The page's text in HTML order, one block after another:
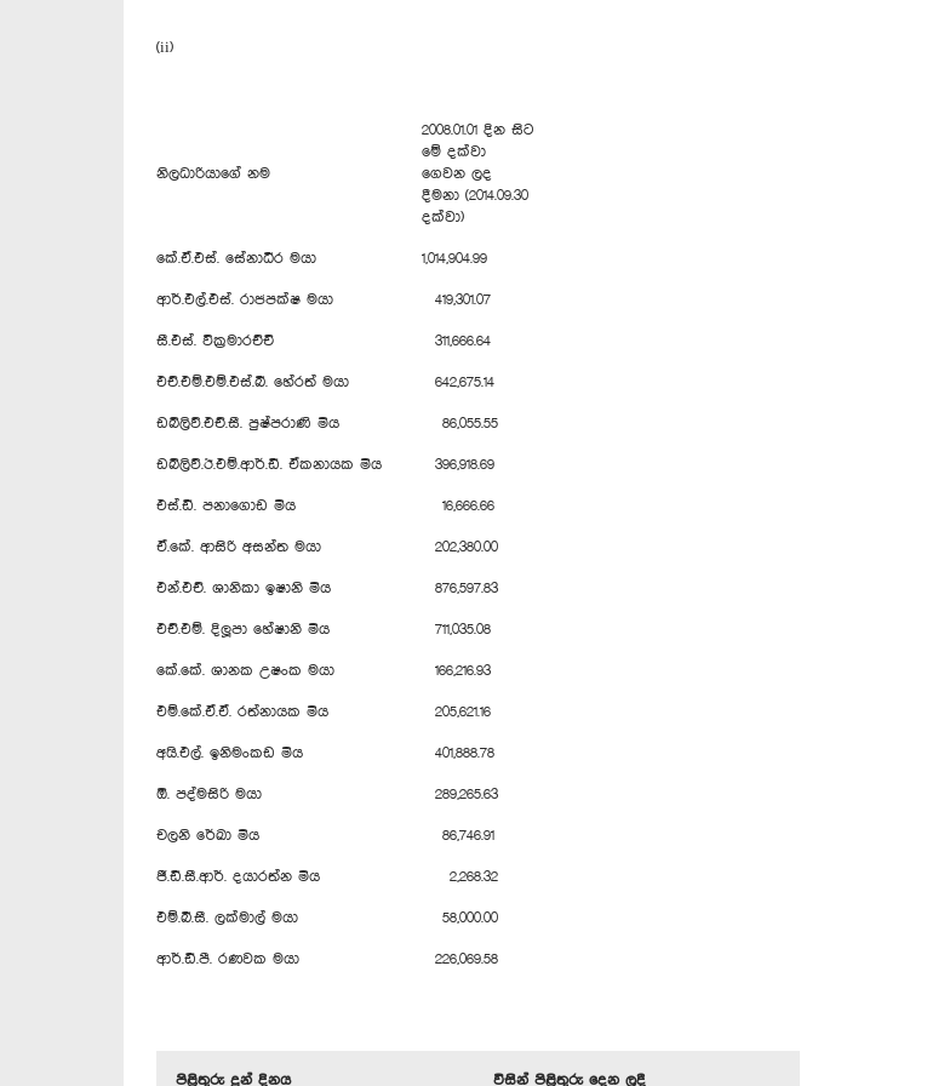
(ii)
නිලධාරියාගේ නම
2008.01.01 දින සිට
මේ දක්වා
ගෙවන ලද
දීමනා (2014.09.30
දක්වා)
කේ.ඒ.එස්. සේනාධීර මයා 1,014,904.99
ආර්.එල්.එස්. රාජපක්ෂ මයා 419,301.07
සී.එස්. වික්‍රමාරච්චි 311,666.64
එච්.එම්.එම්.එස්.බී. හේරත් මයා 642,675.14
ඩබ්ලිව්.එච්.සී. පුෂ්පරාණි මිය 86,055.55
ඩබ්ලිව්.ඊ.එම්.ආර්.ඩී. ඒකනායක මිය 396,918.69
එස්.ඩී. පනාගොඩ මිය 16,666.66
ඒ.කේ. ආසිරි අසන්ත මයා 202,380.00
එන්.එච්. ශානිකා ඉෂානි මිය 876,597.83
එච්.එම්. දිලූපා හේෂානි මිය 711,035.08
කේ.කේ. ශානක උෂංක මයා 166,216.93
එම්.කේ.ඒ.ඒ. රත්නායක මිය 205,621.16
අයි.එල්. ඉනිමංකඩ මිය 401,888.78
ඕ. පද්මසිරි මයා 289,265.63
චලනි රේඛා මිය 86,746.91
ජී.ඩී.සී.ආර්. දයාරත්න මිය 2,268.32
එම්.බී.සී. ලක්මාල් මයා 58,000.00
ආර්.ඩී.පී. රණවක මයා 226,069.58
පිළිතුරු දුන් දිනය විසින් පිළිතුරු දෙන ලදී